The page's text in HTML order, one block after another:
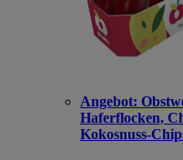
Angebot:
Haferflocken,
Kokosnuss-